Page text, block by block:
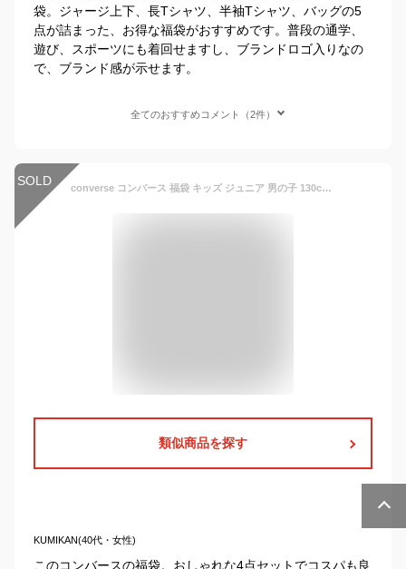
袋。ジャージ上下、長Tシャツ、半袖Tシャツ、バッグの5
点が詰まった、お得な福袋がおすすめです。普段の通学、
遊び、スポーツにも着回せますし、ブランドロゴ入りなの
で、ブランド感が示せます。
全てのおすすめコメント（2件）
SOLD converse コンバース 福袋 キッズ ジュニア 男の子 130cm 140cm 150cm 160cm FILA スポーツ ブランド 子供服 4点セット ウインドブレーカー ジャケット パンツ アウター 長袖Tシャツ 半袖 小学生 送料無料
類似商品を探す
KUMIKAN(40代・女性)
このコンバースの福袋。おしゃれな4点セットでコスパも良